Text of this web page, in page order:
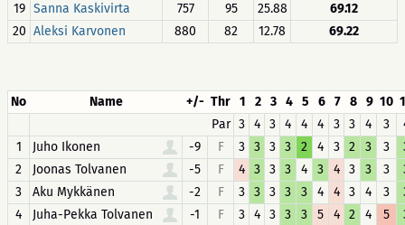
19 Sanna Kaskivirta 757 95 25.88
69.12
20 Aleksi Karvonen 880 82 12.78 69.22
No Name +/- Thr 1 2 3 4 5 6 7 8 9 10
Par 3 4 3 4 4 4 3 3 4 3
1
Juho Ikonen -9 F 3 3 3 3 2 4 3 2 3 3
2
Joonas Tolvanen -5 F 4 3 3 3 4 3 4 3 3 3
3
Aku Mykkänen -2 F 3 3 3 3 3 4 4 3 4 3
4
Juha-Pekka Tolvanen -1 F 3 4 3 3 3 5 4 2 4 5